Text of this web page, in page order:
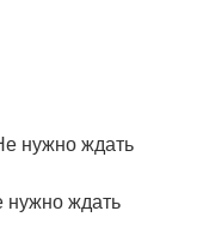
нужно ждать
нужно ждать